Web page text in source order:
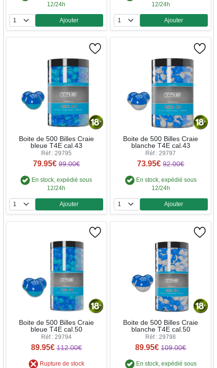
12/24h
Quantité
Ajouter
12/24h
Quantité
Ajouter
Boite de 500 Billes Craie
bleue T4E cal.43
Réf : 29795
79.95€ 99.00€
En stock, expédié sous
12/24h
Quantité
Ajouter
Boite de 500 Billes Craie
blanche T4E cal.43
Réf : 29797
73.95€ 92.00€
En stock, expédié sous
12/24h
Quantité
Ajouter
Boite de 500 Billes Craie
bleue T4E cal.50
Réf : 29794
89.95€ 112.00€
Rupture de stock
Boite de 500 Billes Craie
blanche T4E cal.50
Réf : 29798
89.95€ 109.00€
En stock, expédié sous